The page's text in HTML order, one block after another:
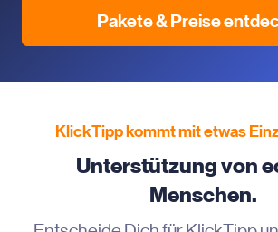
Pakete & Preise
KlickTipp kommt mit etwas
Unterstützung von
Menschen.